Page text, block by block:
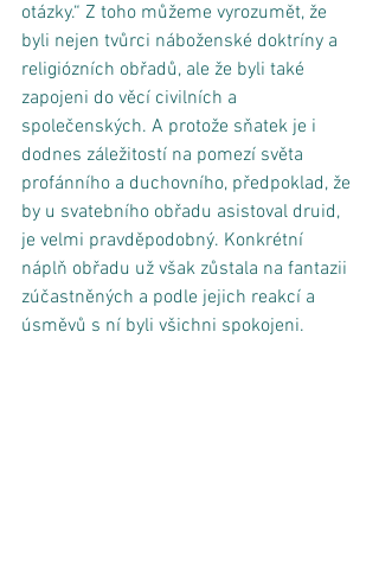
otázky.“ Z toho můžeme vyrozumět, že
byli nejen tvůrci náboženské doktríny a
religiózních obřadů, ale že byli také
zapojeni do věcí civilních a
společenských. A protože sňatek je i
dodnes záležitostí na pomezí světa
profánního a duchovního, předpoklad, že
by u svatebního obřadu asistoval druid,
je velmi pravděpodobný. Konkrétní
náplň obřadu už však zůstala na fantazii
zúčastněných a podle jejich reakcí a
úsměvů s ní byli všichni spokojeni.